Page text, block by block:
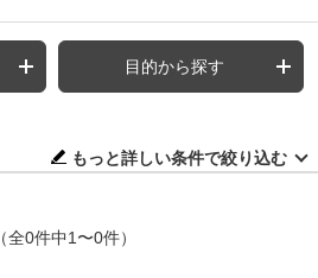
目的から探す
もっと詳しい条件で絞り込む
（全0件中1〜0件）